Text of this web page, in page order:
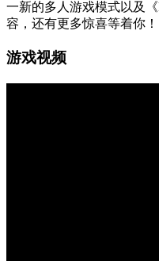
一新的多人游戏模式以及
容，还有更多惊喜等着你！
游戏视频